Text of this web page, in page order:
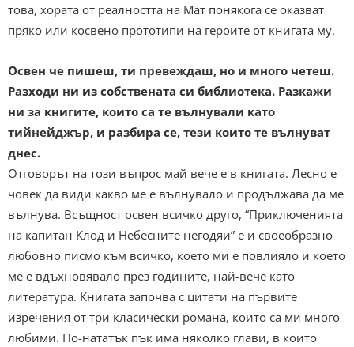
това, хората от реалността на Мат понякога се оказват
пряко или косвено прототипи на героите от книгата му.
Освен че пишеш, ти превеждаш, но и много четеш.
Разходи ни из собствената си библиотека. Разкажи
ни за книгите, които са те вълнували като
тийнейджър, и разбира се, тези които те вълнуват
днес.
Отговорът на този въпрос май вече е в книгата. Лесно е
човек да види какво ме е вълнувало и продължава да ме
вълнува. Всъщност освен всичко друго, “Приключенията
на капитан Клод и Небесните негодяи” е и своеобразно
любовно писмо към всичко, което ми е повлияло и което
ме е вдъхновявало през годините, най-вече като
литература. Книгата започва с цитати на първите
изречения от три класически романа, които са ми много
любими. По-нататък пък има няколко глави, в които